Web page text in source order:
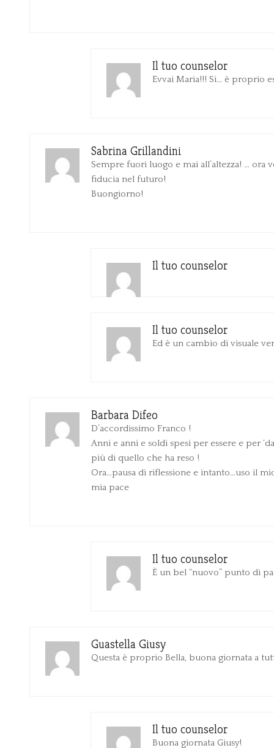
Il tuo counselor
Evvai Maria!!! Si… è proprio
Sabrina Grillandini
Sempre fuori luogo e mai all’altezza! …
fiducia nel futuro!
Buongiorno!
Il tuo counselor
Il tuo counselor
Ed è un cambio di visuale
Barbara Difeo
D’accordissimo Franco !
Anni e anni e soldi spesi per essere e per
più di quello che ha reso !
Ora…pausa di riflessione e intanto…uso il
mia pace
Il tuo counselor
È un bel “nuovo” punto di
Guastella Giusy
Questa è proprio Bella, buona giornata a
Il tuo counselor
Buona giornata Giusy!